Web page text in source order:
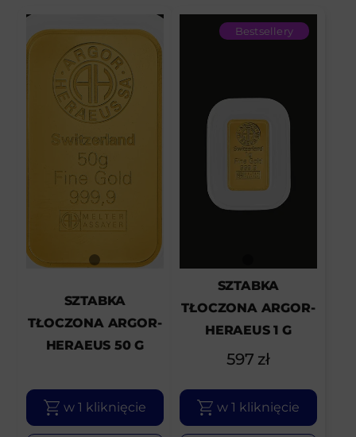
SZTABKA
TŁOCZONA ARGOR-
HERAEUS 50 G
w 1 kliknięcie
Bestsellery
SZTABKA
TŁOCZONA ARGOR-
HERAEUS 1 G
597 zł
w 1 kliknięcie